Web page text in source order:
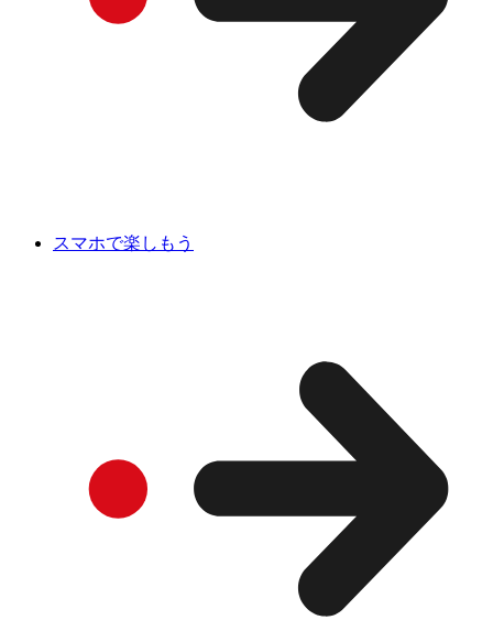
スマホで楽しもう